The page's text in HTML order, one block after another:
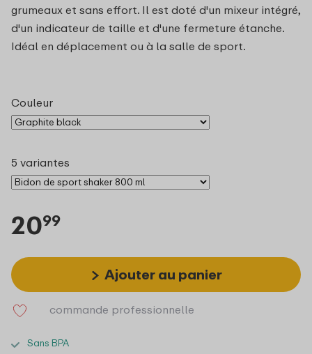
grumeaux et sans effort. Il est doté d'un mixeur intégré,
d'un indicateur de taille et d'une fermeture étanche.
Idéal en déplacement ou à la salle de sport.
Couleur
5 variantes
2099
Ajouter au panier
commande professionnelle
Sans BPA